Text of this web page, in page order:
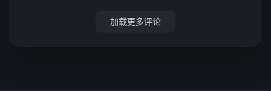
加载更多评论